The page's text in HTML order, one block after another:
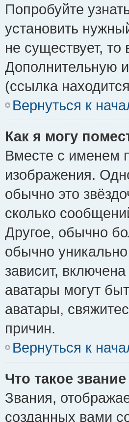
Попробуйте
установить
не существует,
Дополнительную
(ссылка
Вернуться к
Как я могу
Вместе с именем
изображения.
обычно это
сколько
Другое, обычно
обычно
зависит,
аватары могут
аватары,
причин.
Вернуться к
Что такое
Звания,
созданных вами